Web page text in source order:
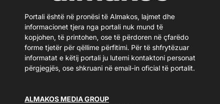
Portali është në pronësi të Almakos, lajmet dhe
informacionet tjera nga portali nuk mund të
kopjohen, të printohen, ose të përdoren në çfarëdo
forme tjetër për qëllime përfitimi. Për të shfrytëzuar
informatat e këtij portali ju lutemi kontaktoni personat
përgjegjës, ose shkruani në email-in oficial të portalit.
ALMAKOS MEDIA GROUP